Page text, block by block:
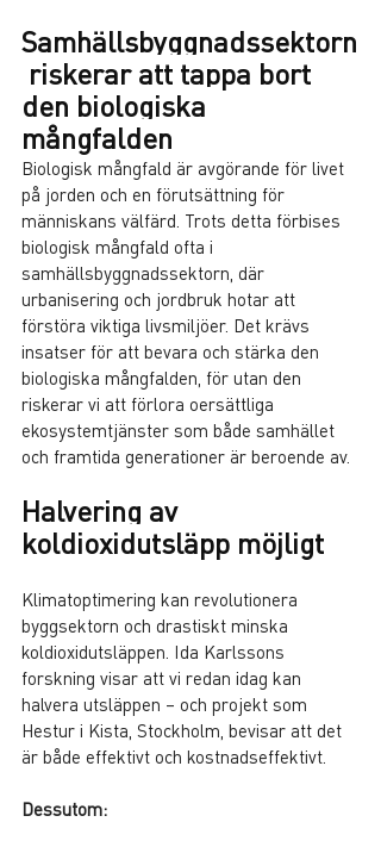
Samhällsbyggnadssektorn
riskerar att tappa bort
den biologiska
mångfalden
Biologisk mångfald är avgörande för livet
på jorden och en förutsättning för
människans välfärd. Trots detta förbises
biologisk mångfald ofta i
samhällsbyggnadssektorn, där
urbanisering och jordbruk hotar att
förstöra viktiga livsmiljöer. Det krävs
insatser för att bevara och stärka den
biologiska mångfalden, för utan den
riskerar vi att förlora oersättliga
ekosystemtjänster som både samhället
och framtida generationer är beroende av.
Halvering av
koldioxidutsläpp möjligt
Klimatoptimering kan revolutionera
byggsektorn och drastiskt minska
koldioxidutsläppen. Ida Karlssons
forskning visar att vi redan idag kan
halvera utsläppen – och projekt som
Hestur i Kista, Stockholm, bevisar att det
är både effektivt och kostnadseffektivt.
Dessutom: